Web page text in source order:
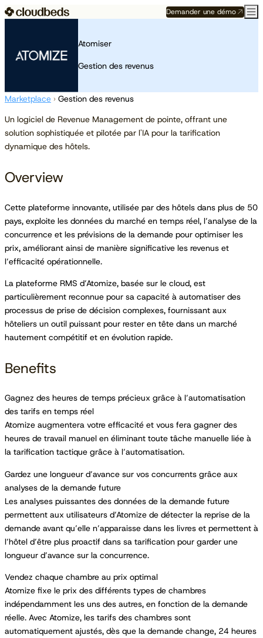
Demander une démo
Atomiser
Gestion des revenus
Marketplace › Gestion des revenus
Un logiciel de Revenue Management de pointe, offrant une
solution sophistiquée et pilotée par l'IA pour la tarification
dynamique des hôtels.
Overview
Cette plateforme innovante, utilisée par des hôtels dans plus de 50
pays, exploite les données du marché en temps réel, l’analyse de la
concurrence et les prévisions de la demande pour optimiser les
prix, améliorant ainsi de manière significative les revenus et
l’efficacité opérationnelle.
La plateforme RMS d’Atomize, basée sur le cloud, est
particulièrement reconnue pour sa capacité à automatiser des
processus de prise de décision complexes, fournissant aux
hôteliers un outil puissant pour rester en tête dans un marché
hautement compétitif et en évolution rapide.
Benefits
Gagnez des heures de temps précieux grâce à l’automatisation
des tarifs en temps réel
Atomize augmentera votre efficacité et vous fera gagner des
heures de travail manuel en éliminant toute tâche manuelle liée à
la tarification tactique grâce à l’automatisation.
Gardez une longueur d’avance sur vos concurrents grâce aux
analyses de la demande future
Les analyses puissantes des données de la demande future
permettent aux utilisateurs d’Atomize de détecter la reprise de la
demande avant qu’elle n’apparaisse dans les livres et permettent à
l’hôtel d’être plus proactif dans sa tarification pour garder une
longueur d’avance sur la concurrence.
Vendez chaque chambre au prix optimal
Atomize fixe le prix des différents types de chambres
indépendamment les uns des autres, en fonction de la demande
réelle. Avec Atomize, les tarifs des chambres sont
automatiquement ajustés, dès que la demande change, 24 heures